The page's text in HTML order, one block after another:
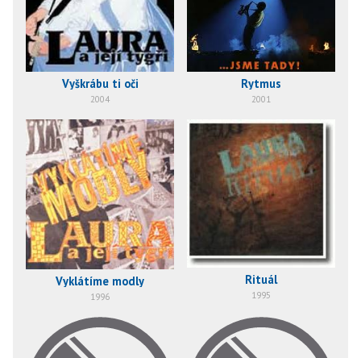
Vyškrábu ti oči
2004
Rytmus
2001
Vyklátíme modly
1996
Rituál
1995